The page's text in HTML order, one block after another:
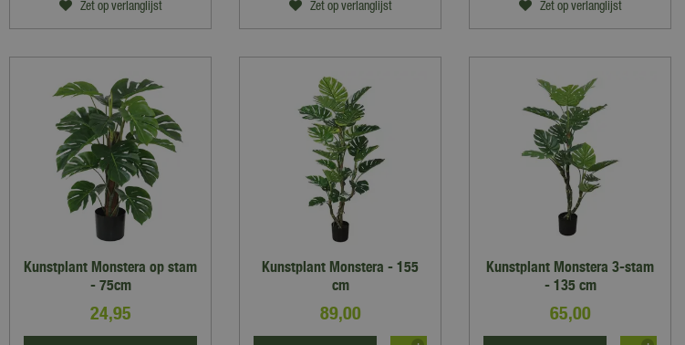
Zet op verlanglijst Zet op verlanglijst Zet op verlanglijst
Kunstplant Monstera op stam
- 75cm
24,95
Kunstplant Monstera - 155
cm
89,00
Kunstplant Monstera 3-stam
- 135 cm
65,00